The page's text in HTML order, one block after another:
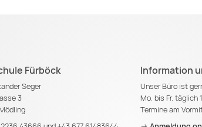
Fürböck
Seger
3
Information
Unser Büro ist
Mo. bis Fr. täglich
Termine am